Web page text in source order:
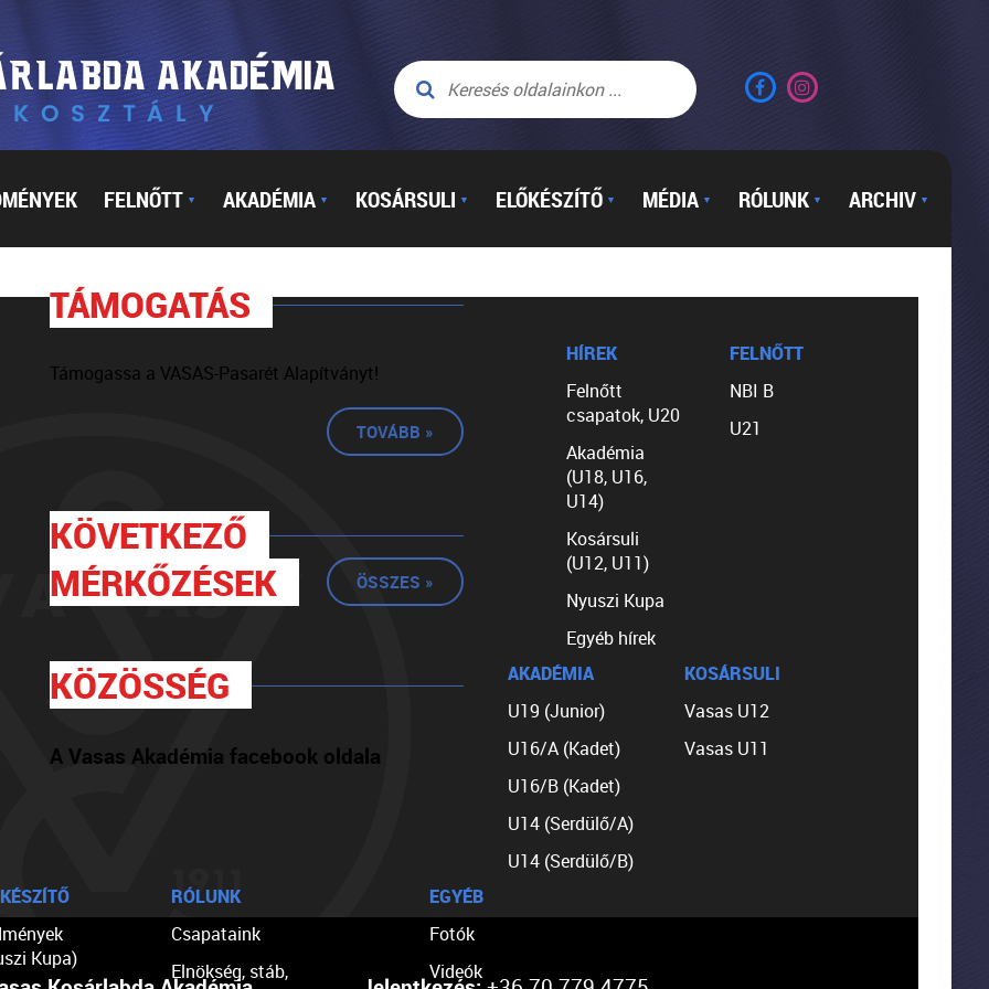
FELNŐTT ▼ AKADÉMIA ▼ KOSÁRSULI ▼ ELŐKÉSZÍTŐ ▼ MÉDIA ▼ RÓLUNK ▼ ARCHIV ▼
TÁMOGATÁS
Támogassa a VASAS-Pasarét Alapítványt!
TOVÁBB »
KÖVETKEZŐ
MÉRKŐZÉSEK
ÖSSZES »
KÖZÖSSÉG
A Vasas Akadémia facebook oldala
HÍREK
Felnőtt
csapatok, U20
Akadémia
(U18, U16,
U14)
Kosársuli
(U12, U11)
Nyuszi Kupa
Egyéb hírek
FELNŐTT
NBI B
U21
AKADÉMIA
U19 (Junior)
U16/A (Kadet)
U16/B (Kadet)
U14 (Serdülő/A)
U14 (Serdülő/B)
KOSÁRSULI
Vasas U12
Vasas U11
Kupa)
RÓLUNK
Csapataink
Elnökség, stáb,
EGYÉB
Fotók
Videók